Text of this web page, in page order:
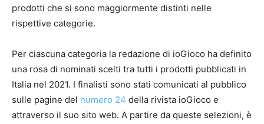
prodotti che si sono maggiormente distinti nelle
rispettive categorie.
Per ciascuna categoria la redazione di ioGioco ha definito
una rosa di nominati scelti tra tutti i prodotti pubblicati in
Italia nel 2021. I finalisti sono stati comunicati al pubblico
sulle pagine del numero 24 della rivista ioGioco e
attraverso il suo sito web. A partire da queste selezioni, è